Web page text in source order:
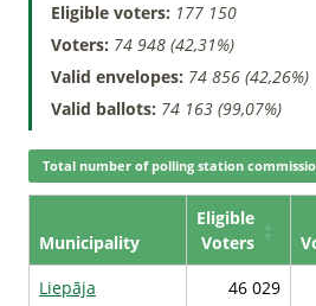
Eligible voters: 177 150
Voters: 74 948 (42,31%)
Valid envelopes: 74 856 (42,26%)
Valid ballots: 74 163 (99,07%)
Total number of polling station
Municipality
Eligible
Voters
Liepāja
46 029